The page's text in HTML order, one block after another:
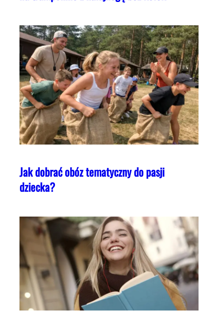
Jak dobrać obóz tematyczny do pasji
dziecka?